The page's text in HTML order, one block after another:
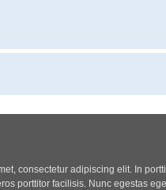
consectetur adipiscing elit. In
porttitor facilisis. Nunc egestas